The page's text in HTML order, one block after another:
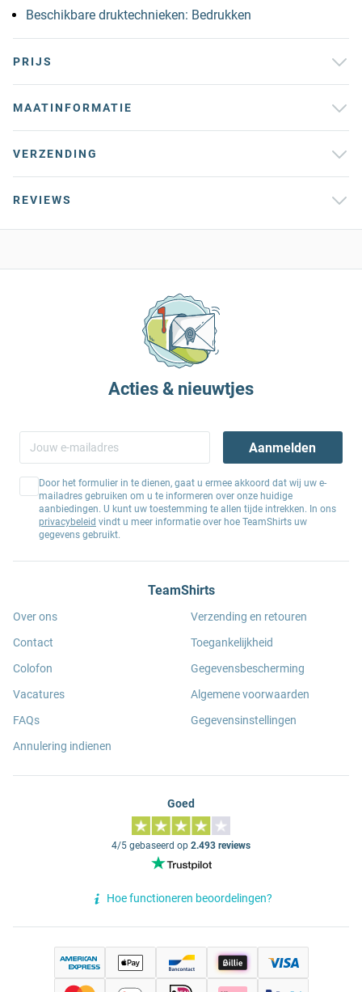
Beschikbare druktechnieken: Bedrukken
PRIJS
MAATINFORMATIE
VERZENDING
REVIEWS
Acties & nieuwtjes
Aanmelden
Door het formulier in te dienen, gaat u ermee akkoord dat wij uw e-
mailadres gebruiken om u te informeren over onze huidige
aanbiedingen. U kunt uw toestemming te allen tijde intrekken. In ons
privacybeleid vindt u meer informatie over hoe TeamShirts uw
gegevens gebruikt.
TeamShirts
Over ons
Contact
Colofon
Vacatures
FAQs
Annulering indienen
Verzending en retouren
Toegankelijkheid
Gegevensbescherming
Algemene voorwaarden
Gegevensinstellingen
Goed
4/5 gebaseerd op 2.493 reviews
Hoe functioneren beoordelingen?